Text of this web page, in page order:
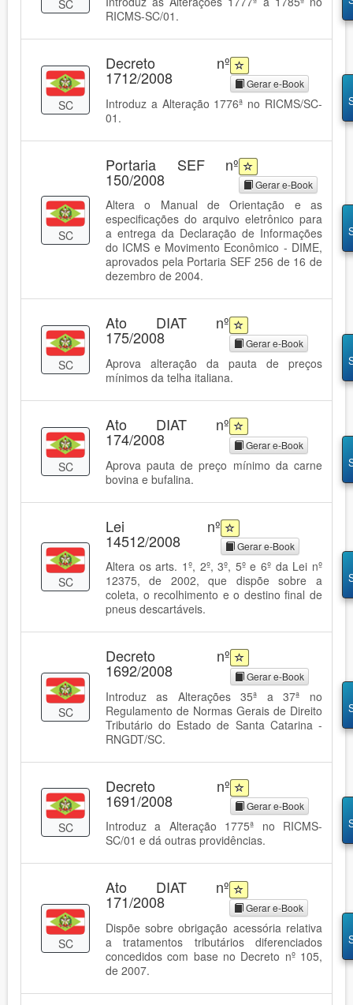
SC
RICMS-SC/01.
SC
Decreto nº
1712/2008 Gerar e-Book
Introduz a Alteração 1776ª no RICMS/SC-
01.
SC
Portaria SEF nº
150/2008 Gerar e-Book
Altera o Manual de Orientação e as
especificações do arquivo eletrônico para
a entrega da Declaração de Informações
do ICMS e Movimento Econômico - DIME,
aprovados pela Portaria SEF 256 de 16 de
dezembro de 2004.
SC
Ato DIAT nº
175/2008 Gerar e-Book
Aprova alteração da pauta de preços
mínimos da telha italiana.
SC
Ato DIAT nº
174/2008 Gerar e-Book
Aprova pauta de preço mínimo da carne
bovina e bufalina.
SC
Lei nº
14512/2008 Gerar e-Book
Altera os arts. 1º, 2º, 3º, 5º e 6º da Lei nº
12375, de 2002, que dispõe sobre a
coleta, o recolhimento e o destino final de
pneus descartáveis.
SC
Decreto nº
1692/2008 Gerar e-Book
Introduz as Alterações 35ª a 37ª no
Regulamento de Normas Gerais de Direito
Tributário do Estado de Santa Catarina -
RNGDT/SC.
SC
Decreto nº
1691/2008 Gerar e-Book
Introduz a Alteração 1775ª no RICMS-
SC/01 e dá outras providências.
SC
Ato DIAT nº
171/2008 Gerar e-Book
Dispõe sobre obrigação acessória relativa
a tratamentos tributários diferenciados
concedidos com base no Decreto nº 105,
de 2007.